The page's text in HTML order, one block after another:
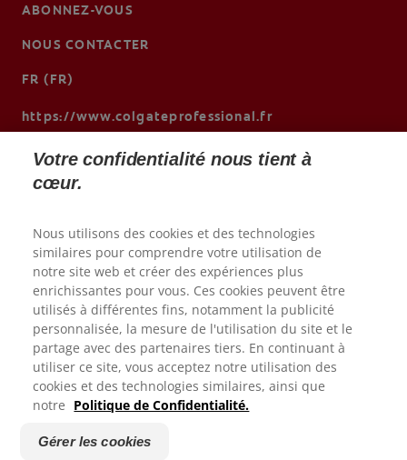
ABONNEZ-VOUS
NOUS CONTACTER
FR (FR)
https://www.colgateprofessional.fr
© 2026 Colgate-Palmolive Company. Tous droits réservés.
Conditions d'utilisation
Politique de confidentialité
Déclaration d'accessibilité
Votre confidentialité nous tient à
cœur.
Nous utilisons des cookies et des technologies
similaires pour comprendre votre utilisation de
notre site web et créer des expériences plus
enrichissantes pour vous. Ces cookies peuvent être
utilisés à différentes fins, notamment la publicité
personnalisée, la mesure de l'utilisation du site et le
partage avec des partenaires tiers. En continuant à
utiliser ce site, vous acceptez notre utilisation des
cookies et des technologies similaires, ainsi que
notre Politique de Confidentialité.
Gérer les cookies
Merci de votre reponse.
Êtes-vous satisfait de votre experience sur le site Colgate?